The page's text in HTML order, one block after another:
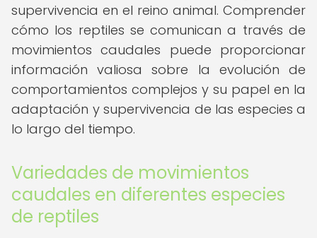
supervivencia en el reino animal. Comprender
cómo los reptiles se comunican a través de
movimientos caudales puede proporcionar
información valiosa sobre la evolución de
comportamientos complejos y su papel en la
adaptación y supervivencia de las especies a
lo largo del tiempo.
Variedades de movimientos
caudales en diferentes especies
de reptiles